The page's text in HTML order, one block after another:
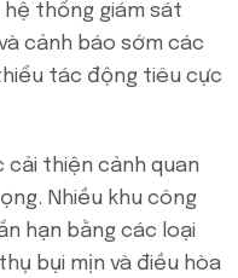
hệ thống giám sát
cảnh báo sớm các
tác động tiêu cực
cải thiện cảnh quan
Nhiều khu công
hạn bằng các loại
bụi mịn và điều hòa